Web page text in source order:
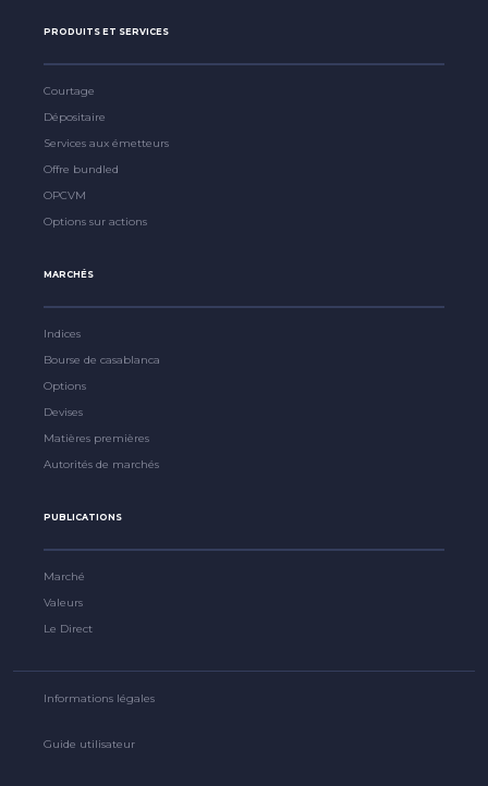
PRODUITS ET SERVICES
Courtage
Dépositaire
Services aux émetteurs
Offre bundled
OPCVM
Options sur actions
MARCHÉS
Indices
Bourse de casablanca
Options
Devises
Matières premières
Autorités de marchés
PUBLICATIONS
Marché
Valeurs
Le Direct
Informations légales
Guide utilisateur